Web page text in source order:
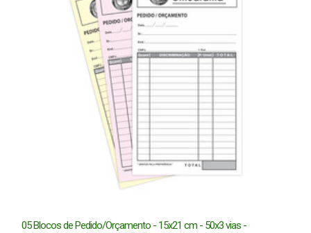
05 Blocos de Pedido/Orçamento - 15x21 cm - 50x3 vias -